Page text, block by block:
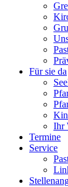
Für sie da
Ihr
Termine
Service